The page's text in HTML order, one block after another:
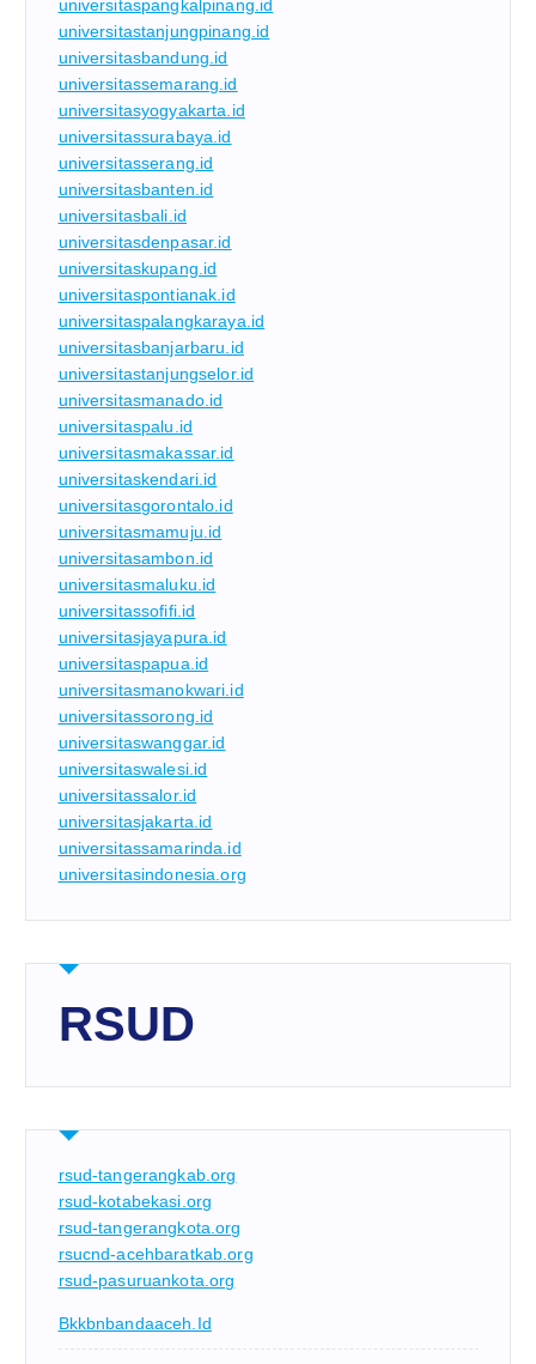
universitaspangkalpinang.id
universitastanjungpinang.id
universitasbandung.id
universitassemarang.id
universitasyogyakarta.id
universitassurabaya.id
universitasserang.id
universitasbanten.id
universitasbali.id
universitasdenpasar.id
universitaskupang.id
universitaspontianak.id
universitaspalangkaraya.id
universitasbanjarbaru.id
universitastanjungselor.id
universitasmanado.id
universitaspalu.id
universitasmakassar.id
universitaskendari.id
universitasgorontalo.id
universitasmamuju.id
universitasambon.id
universitasmaluku.id
universitassofifi.id
universitasjayapura.id
universitaspapua.id
universitasmanokwari.id
universitassorong.id
universitaswanggar.id
universitaswalesi.id
universitassalor.id
universitasjakarta.id
universitassamarinda.id
universitasindonesia.org
RSUD
rsud-tangerangkab.org
rsud-kotabekasi.org
rsud-tangerangkota.org
rsucnd-acehbaratkab.org
rsud-pasuruankota.org
Bkkbnbandaaceh.id